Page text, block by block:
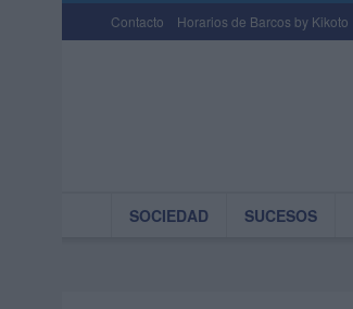
Contacto Horarios de Barcos by Kikoto
SOCIEDAD SUCESOS